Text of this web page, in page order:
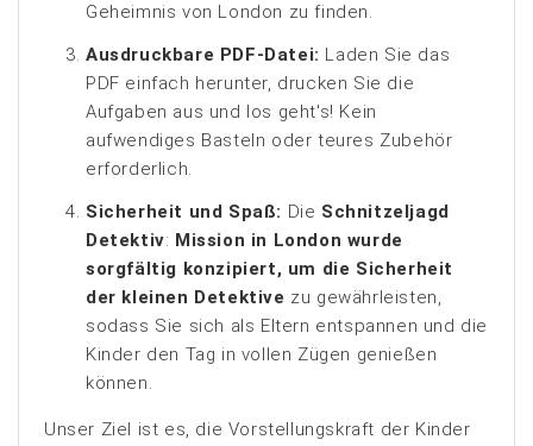
Geheimnis von London zu finden.
Ausdruckbare PDF-Datei: Laden Sie das
PDF einfach herunter, drucken Sie die
Aufgaben aus und los geht's! Kein
aufwendiges Basteln oder teures Zubehör
erforderlich.
Sicherheit und Spaß: Die Schnitzeljagd
Detektiv: Mission in London wurde
sorgfältig konzipiert, um die Sicherheit
der kleinen Detektive zu gewährleisten,
sodass Sie sich als Eltern entspannen und die
Kinder den Tag in vollen Zügen genießen
können.
Unser Ziel ist es, die Vorstellungskraft der Kinder